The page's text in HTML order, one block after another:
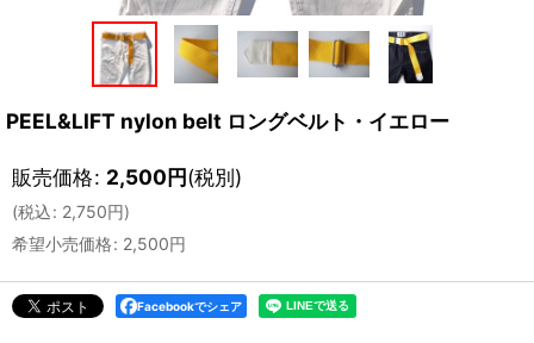
PEEL&LIFT nylon belt ロングベルト・イエロー
販売価格: 2,500円(税別)
(税込: 2,750円)
希望小売価格: 2,500円
Facebookでシェア